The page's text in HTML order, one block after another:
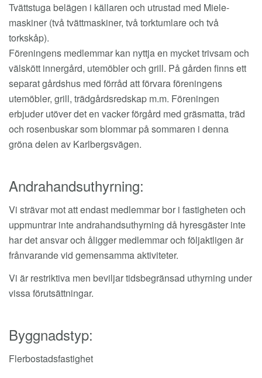
Tvättstuga belägen i källaren och utrustad med Miele-
maskiner (två tvättmaskiner, två torktumlare och två
torkskåp).
Föreningens medlemmar kan nyttja en mycket trivsam och
välskött innergård, utemöbler och grill. På gården finns ett
separat gårdshus med förråd att förvara föreningens
utemöbler, grill, trädgårdsredskap m.m. Föreningen
erbjuder utöver det en vacker förgård med gräsmatta, träd
och rosenbuskar som blommar på sommaren i denna
gröna delen av Karlbergsvägen.
Andrahandsuthyrning:
Vi strävar mot att endast medlemmar bor i fastigheten och
uppmuntrar inte andrahandsuthyrning då hyresgäster inte
har det ansvar och åligger medlemmar och följaktligen är
frånvarande vid gemensamma aktiviteter.
Vi är restriktiva men beviljar tidsbegränsad uthyrning under
vissa förutsättningar.
Byggnadstyp:
Flerbostadsfastighet